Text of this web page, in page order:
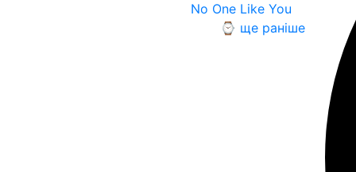
No One Like You
⌚ ще раніше